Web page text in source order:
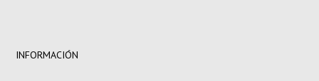
INFORMACIÓN